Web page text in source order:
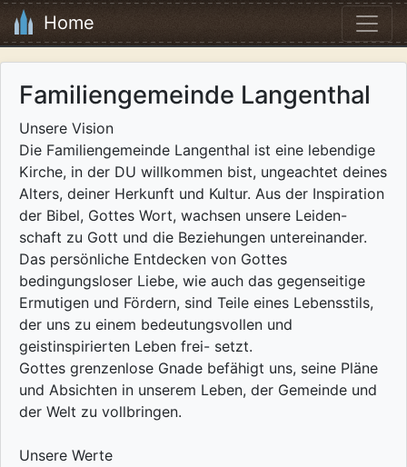
Home
Familiengemeinde Langenthal
Unsere Vision
Die Familiengemeinde Langenthal ist eine lebendige
Kirche, in der DU willkommen bist, ungeachtet deines
Alters, deiner Herkunft und Kultur. Aus der Inspiration
der Bibel, Gottes Wort, wachsen unsere Leiden-
schaft zu Gott und die Beziehungen untereinander.
Das persönliche Entdecken von Gottes
bedingungsloser Liebe, wie auch das gegenseitige
Ermutigen und Fördern, sind Teile eines Lebensstils,
der uns zu einem bedeutungsvollen und
geistinspirierten Leben frei- setzt.
Gottes grenzenlose Gnade befähigt uns, seine Pläne
und Absichten in unserem Leben, der Gemeinde und
der Welt zu vollbringen.
Unsere Werte